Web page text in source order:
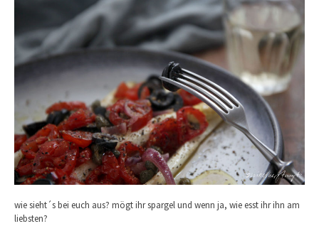
wie sieht´s bei euch aus? mögt ihr spargel und wenn ja, wie esst ihr ihn am
liebsten?